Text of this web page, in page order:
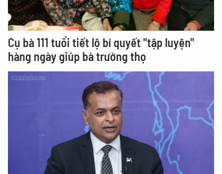
Cụ bà 111 tuổi tiết lộ bí quyết "tập luyện"
hàng ngày giúp bà trường thọ